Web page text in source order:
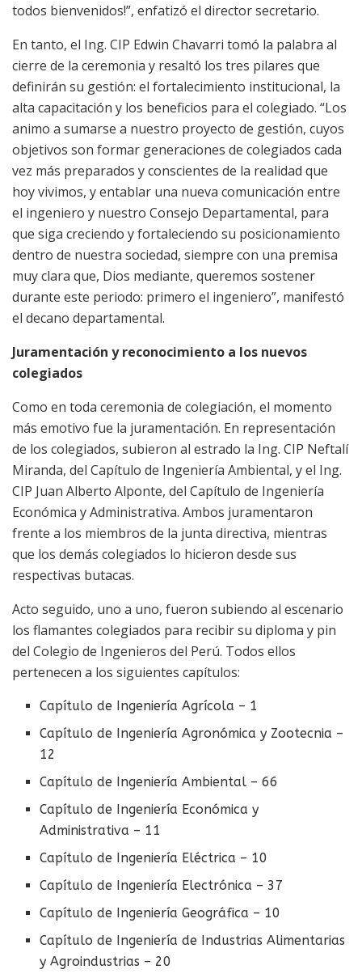
todos bienvenidos!”, enfatizó el director secretario.
En tanto, el Ing. CIP Edwin Chavarri tomó la palabra al
cierre de la ceremonia y resaltó los tres pilares que
definirán su gestión: el fortalecimiento institucional, la
alta capacitación y los beneficios para el colegiado. “Los
animo a sumarse a nuestro proyecto de gestión, cuyos
objetivos son formar generaciones de colegiados cada
vez más preparados y conscientes de la realidad que
hoy vivimos, y entablar una nueva comunicación entre
el ingeniero y nuestro Consejo Departamental, para
que siga creciendo y fortaleciendo su posicionamiento
dentro de nuestra sociedad, siempre con una premisa
muy clara que, Dios mediante, queremos sostener
durante este periodo: primero el ingeniero”, manifestó
el decano departamental.
Juramentación y reconocimiento a los nuevos
colegiados
Como en toda ceremonia de colegiación, el momento
más emotivo fue la juramentación. En representación
de los colegiados, subieron al estrado la Ing. CIP Neftalí
Miranda, del Capítulo de Ingeniería Ambiental, y el Ing.
CIP Juan Alberto Alponte, del Capítulo de Ingeniería
Económica y Administrativa. Ambos juramentaron
frente a los miembros de la junta directiva, mientras
que los demás colegiados lo hicieron desde sus
respectivas butacas.
Acto seguido, uno a uno, fueron subiendo al escenario
los flamantes colegiados para recibir su diploma y pin
del Colegio de Ingenieros del Perú. Todos ellos
pertenecen a los siguientes capítulos:
Capítulo de Ingeniería Agrícola – 1
Capítulo de Ingeniería Agronómica y Zootecnia –
12
Capítulo de Ingeniería Ambiental – 66
Capítulo de Ingeniería Económica y
Administrativa – 11
Capítulo de Ingeniería Eléctrica – 10
Capítulo de Ingeniería Electrónica – 37
Capítulo de Ingeniería Geográfica – 10
Capítulo de Ingeniería de Industrias Alimentarias
y Agroindustrias – 20